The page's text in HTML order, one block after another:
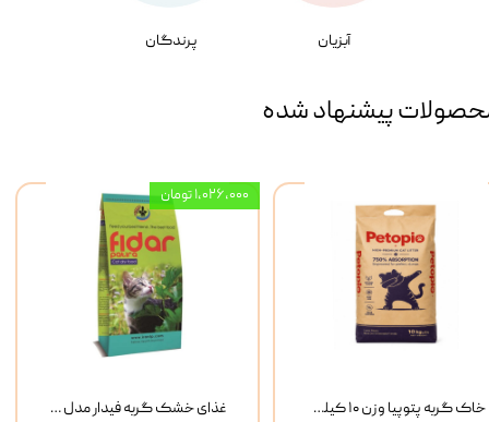
آبزیان پرندگان
پیشنهاد شده
غذای خشک گربه فیدار مدل Adult وزن 10 کیلوگرم
۱,۰۲۶,۰۰۰ تومان
خاک گربه پتوپیا وزن ۱۰ کیلوگرم